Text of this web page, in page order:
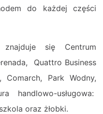
do każdej części
się Centrum
Quattro Business
Comarch, Park Wodny,
handlowo-usługowa:
oraz żłobki.